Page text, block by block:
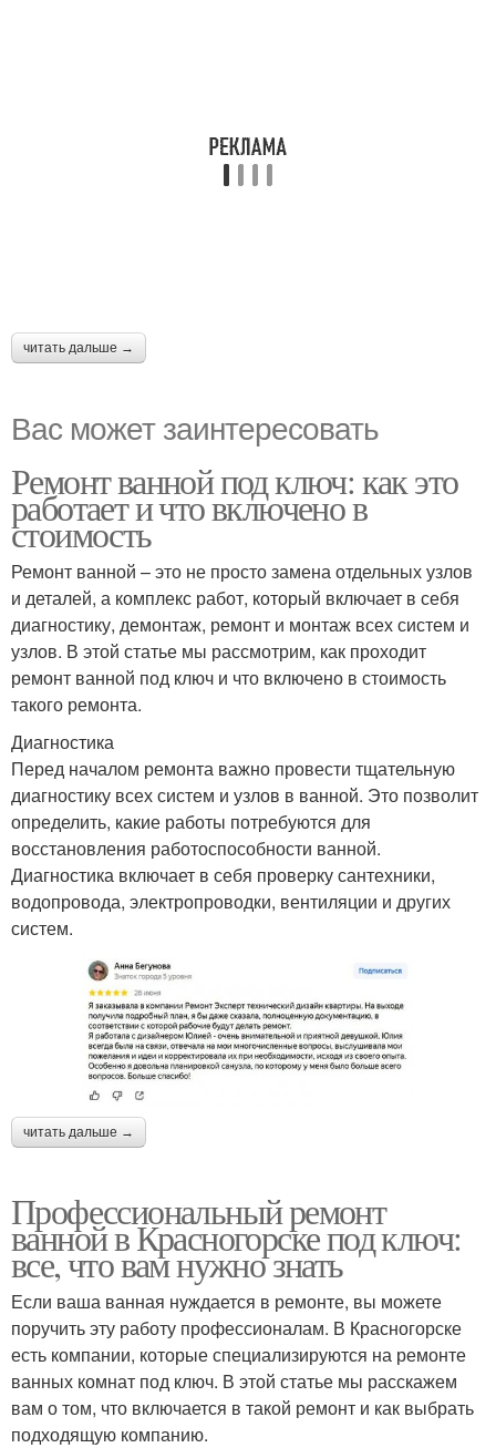
читать дальше →
Вас может заинтересовать
Ремонт ванной под ключ: как это
работает и что включено в
стоимость
Ремонт ванной – это не просто замена отдельных узлов
и деталей, а комплекс работ, который включает в себя
диагностику, демонтаж, ремонт и монтаж всех систем и
узлов. В этой статье мы рассмотрим, как проходит
ремонт ванной под ключ и что включено в стоимость
такого ремонта.
Диагностика
Перед началом ремонта важно провести тщательную
диагностику всех систем и узлов в ванной. Это позволит
определить, какие работы потребуются для
восстановления работоспособности ванной.
Диагностика включает в себя проверку сантехники,
водопровода, электропроводки, вентиляции и других
систем.
читать дальше →
Профессиональный ремонт
ванной в Красногорске под ключ:
все, что вам нужно знать
Если ваша ванная нуждается в ремонте, вы можете
поручить эту работу профессионалам. В Красногорске
есть компании, которые специализируются на ремонте
ванных комнат под ключ. В этой статье мы расскажем
вам о том, что включается в такой ремонт и как выбрать
подходящую компанию.